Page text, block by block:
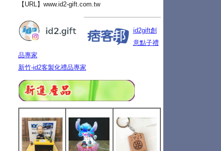
【URL】 www.id2-gift.com.tw
id2gift創
意點子禮
品專家
新竹-id2客製化禮品專家